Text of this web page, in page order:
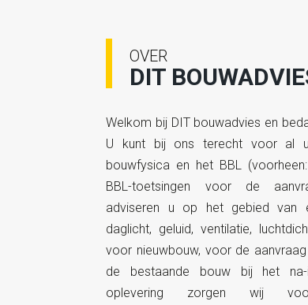
OVER
DIT
Welkom bij DIT bouwadvies en
U kunt bij ons terecht voor al
bouwfysica en het BBL
BBL-toetsingen voor de
adviseren u op het gebied van
daglicht, geluid, ventilatie,
voor nieuwbouw, voor de
de bestaande bouw bij het na-
oplevering zorgen wij